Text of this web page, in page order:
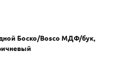
Боско/Bosco МДФ/бук,